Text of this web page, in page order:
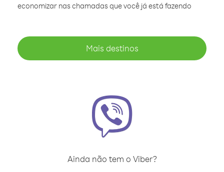
economizar nas chamadas que você já está fazendo
Mais destinos
Ainda não tem o Viber?